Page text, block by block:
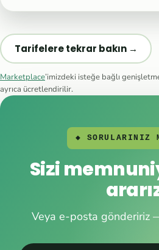
Tarifelere tekrar bakın →
Marketplace’imizdeki isteğe bağlı
ayrıca ücretlendirilir.
◆ SORULARINIZ
Sizi
Veya e-posta göndeririz